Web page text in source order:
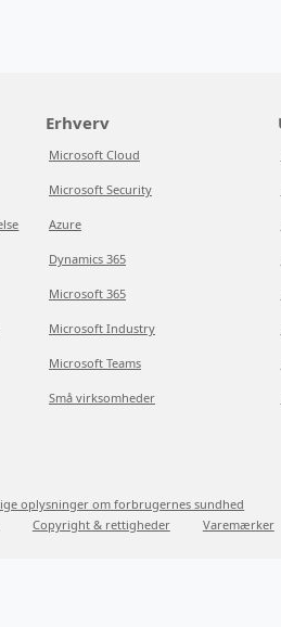
Erhverv
Microsoft Cloud
Microsoft Security
Azure
Dynamics 365
Microsoft 365
Microsoft Industry
Microsoft Teams
Små virksomheder
oplysninger om forbrugernes sundhed
Copyright & rettigheder Varemærker